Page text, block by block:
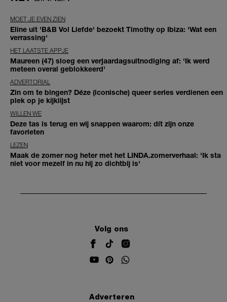
MOET JE EVEN ZIEN
Eline uit 'B&B Vol Liefde' bezoekt Timothy op Ibiza: 'Wat een
verrassing'
HET LAATSTE APPJE
Maureen (47) sloeg een verjaardagsuitnodiging af: 'Ik werd
meteen overal geblokkeerd'
ADVERTORIAL
Zin om te bingen? Déze (iconische) queer series verdienen een
plek op je kijklijst
WILLEN WE
Deze tas is terug en wij snappen waarom: dít zijn onze
favorieten
LEZEN
Maak de zomer nog heter met het LINDA.zomerverhaal: 'Ik sta
niet voor mezelf in nu hij zo dichtbij is'
Volg ons
Adverteren